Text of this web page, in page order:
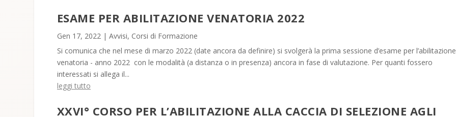
ESAME PER ABILITAZIONE VENATORIA 2022
Gen 17, 2022 | Avvisi, Corsi di Formazione
Si comunica che nel mese di marzo 2022 (date ancora da definire) si svolgerà la prima sessione d’esame per l’abilitazione
venatoria - anno 2022 con le modalità (a distanza o in presenza) ancora in fase di valutazione. Per quanti fossero
interessati si allega il...
leggi tutto
XXVI° CORSO PER L’ABILITAZIONE ALLA CACCIA DI SELEZIONE AGLI